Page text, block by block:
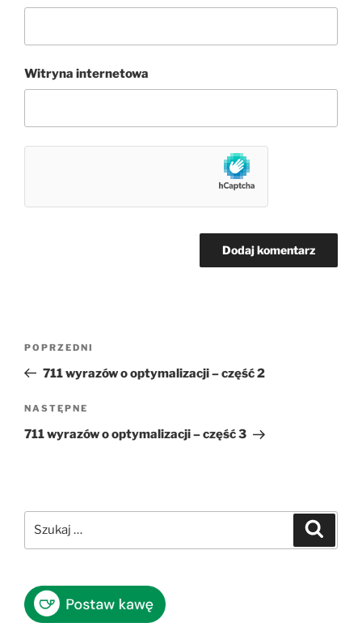
Witryna internetowa
Poprzedni
wpis
POPRZEDNI
711 wyrazów o optymalizacji – część 2
Następny
wpis
NASTĘPNE
711 wyrazów o optymalizacji – część 3